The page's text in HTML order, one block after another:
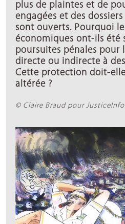
plus de plaintes et de
engagées et des
sont ouverts. Pourquoi
économiques ont-ils été
poursuites pénales
directe ou indirecte à
Cette protection doit-
altérée ?
© Claire Braud pour